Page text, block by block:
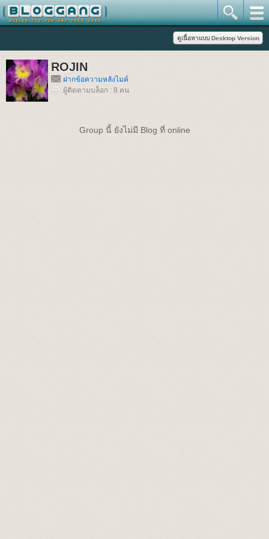
ROJIN
ฝากข้อความหลังไมค์
ผู้ติดตามบล็อก : 8 คน
Group นี้ ยังไม่มี Blog ที่ online